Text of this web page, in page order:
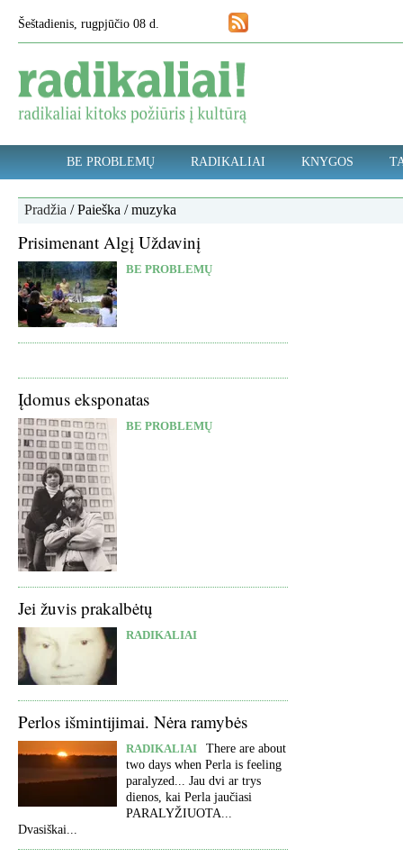
Šeštadienis, rugpjūčio 08 d.
BE PROBLEMŲ RADIKALIAI KNYGOS
Pradžia / Paieška / muzyka
Prisimenant Algį Uždavinį
BE PROBLEMŲ
Įdomus eksponatas
BE PROBLEMŲ
Jei žuvis prakalbėtų
RADIKALIAI
Perlos išmintijimai. Nėra ramybės
RADIKALIAI
There are about
two days when Perla is feeling
paralyzed... Jau dvi ar trys
dienos, kai Perla jaučiasi
PARALYŽIUOTA...
Dvasiškai...